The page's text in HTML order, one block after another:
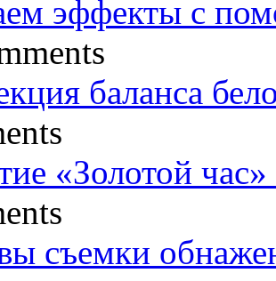
эффекты с
баланса
«Золотой
съемки